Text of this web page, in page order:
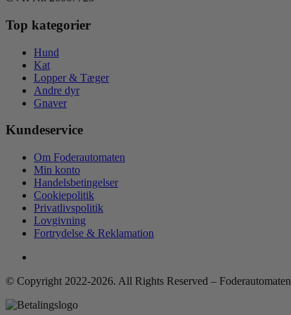
Top kategorier
Hund
Kat
Lopper & Tæger
Andre dyr
Gnaver
Kundeservice
Om Foderautomaten
Min konto
Handelsbetingelser
Cookiepolitik
Privatlivspolitik
Lovgivning
Fortrydelse & Reklamation
© Copyright 2022-2026. All Rights Reserved – Foderautomaten